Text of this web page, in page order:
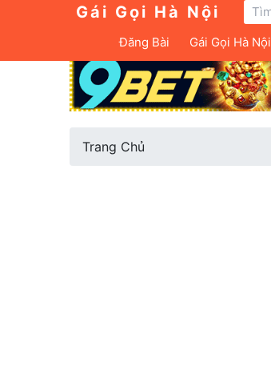
Gái Gọi Hà Nội
Đăng Bài Gái Gọi Hà Nội
Trang Chủ